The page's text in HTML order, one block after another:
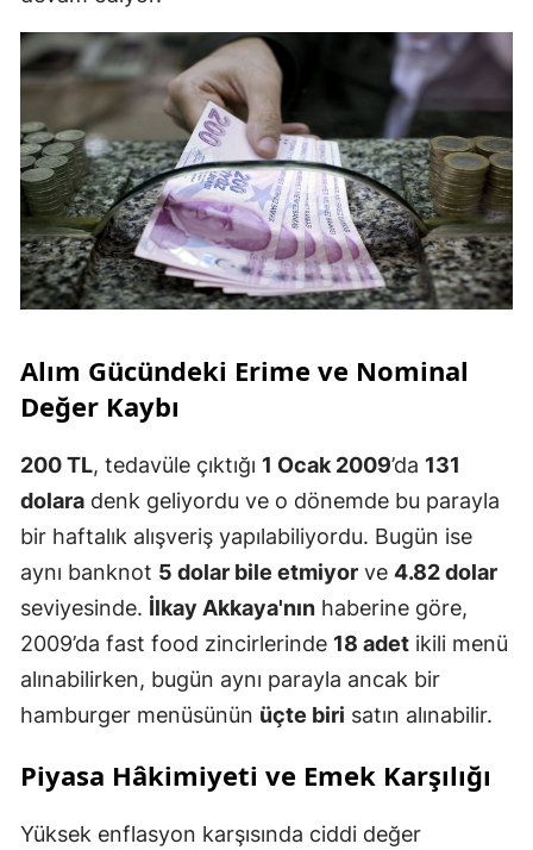
Alım Gücündeki Erime ve Nominal
Değer Kaybı
200 TL, tedavüle çıktığı 1 Ocak 2009’da 131
dolara denk geliyordu ve o dönemde bu parayla
bir haftalık alışveriş yapılabiliyordu. Bugün ise
aynı banknot 5 dolar bile etmiyor ve 4.82 dolar
seviyesinde. İlkay Akkaya'nın haberine göre,
2009’da fast food zincirlerinde 18 adet ikili menü
alınabilirken, bugün aynı parayla ancak bir
hamburger menüsünün üçte biri satın alınabilir.
Piyasa Hâkimiyeti ve Emek Karşılığı
Yüksek enflasyon karşısında ciddi değer